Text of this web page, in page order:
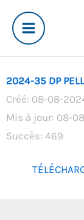
contenu
2024-35 DP
Créé: 08-08-
Mis à jour: 08-
Succès: 469